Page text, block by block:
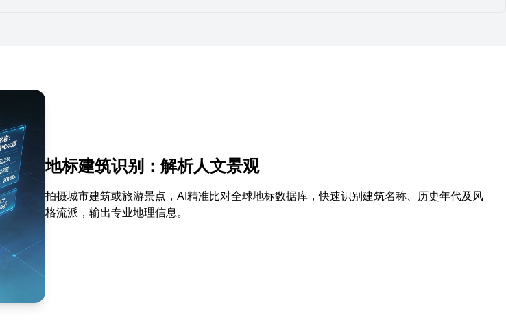
地标建筑识别：解析人文景观
拍摄城市建筑或旅游景点，AI精准比对全球地标数据库，快速识别建筑名称、历史年代及风
格流派，输出专业地理信息。